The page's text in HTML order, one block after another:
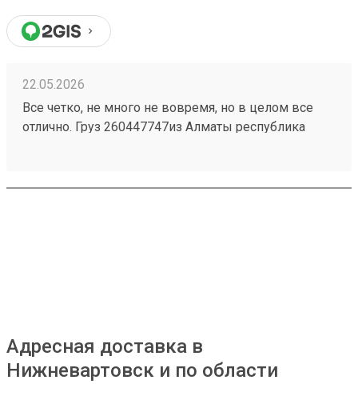
22.05.2026
Все четко, не много не вовремя, но в целом все
отлично. Груз 260447747из Алматы республика
погрузить . 4 звёзды только за неправильную
Адресная доставка в
Нижневартовск и по области